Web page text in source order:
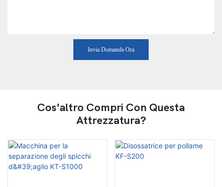
Invia Domanda Ora
Cos'altro Compri Con Questa
Attrezzatura?